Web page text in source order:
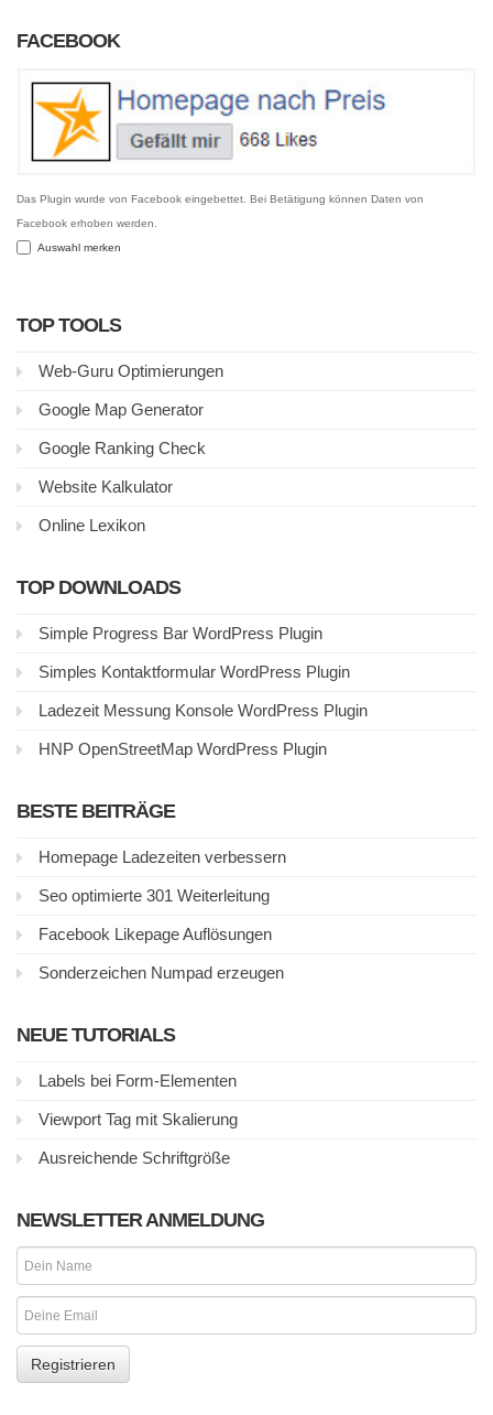
FACEBOOK
Das Plugin wurde von Facebook eingebettet. Bei Betätigung können Daten von
Facebook erhoben werden.
Auswahl merken
TOP TOOLS
Web-Guru Optimierungen
Google Map Generator
Google Ranking Check
Website Kalkulator
Online Lexikon
TOP DOWNLOADS
Simple Progress Bar WordPress Plugin
Simples Kontaktformular WordPress Plugin
Ladezeit Messung Konsole WordPress Plugin
HNP OpenStreetMap WordPress Plugin
BESTE BEITRÄGE
Homepage Ladezeiten verbessern
Seo optimierte 301 Weiterleitung
Facebook Likepage Auflösungen
Sonderzeichen Numpad erzeugen
NEUE TUTORIALS
Labels bei Form-Elementen
Viewport Tag mit Skalierung
Ausreichende Schriftgröße
NEWSLETTER ANMELDUNG